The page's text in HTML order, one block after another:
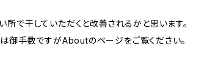
で干していただくと改善されるかと思います。
御手数ですがAboutのページをご覧ください。